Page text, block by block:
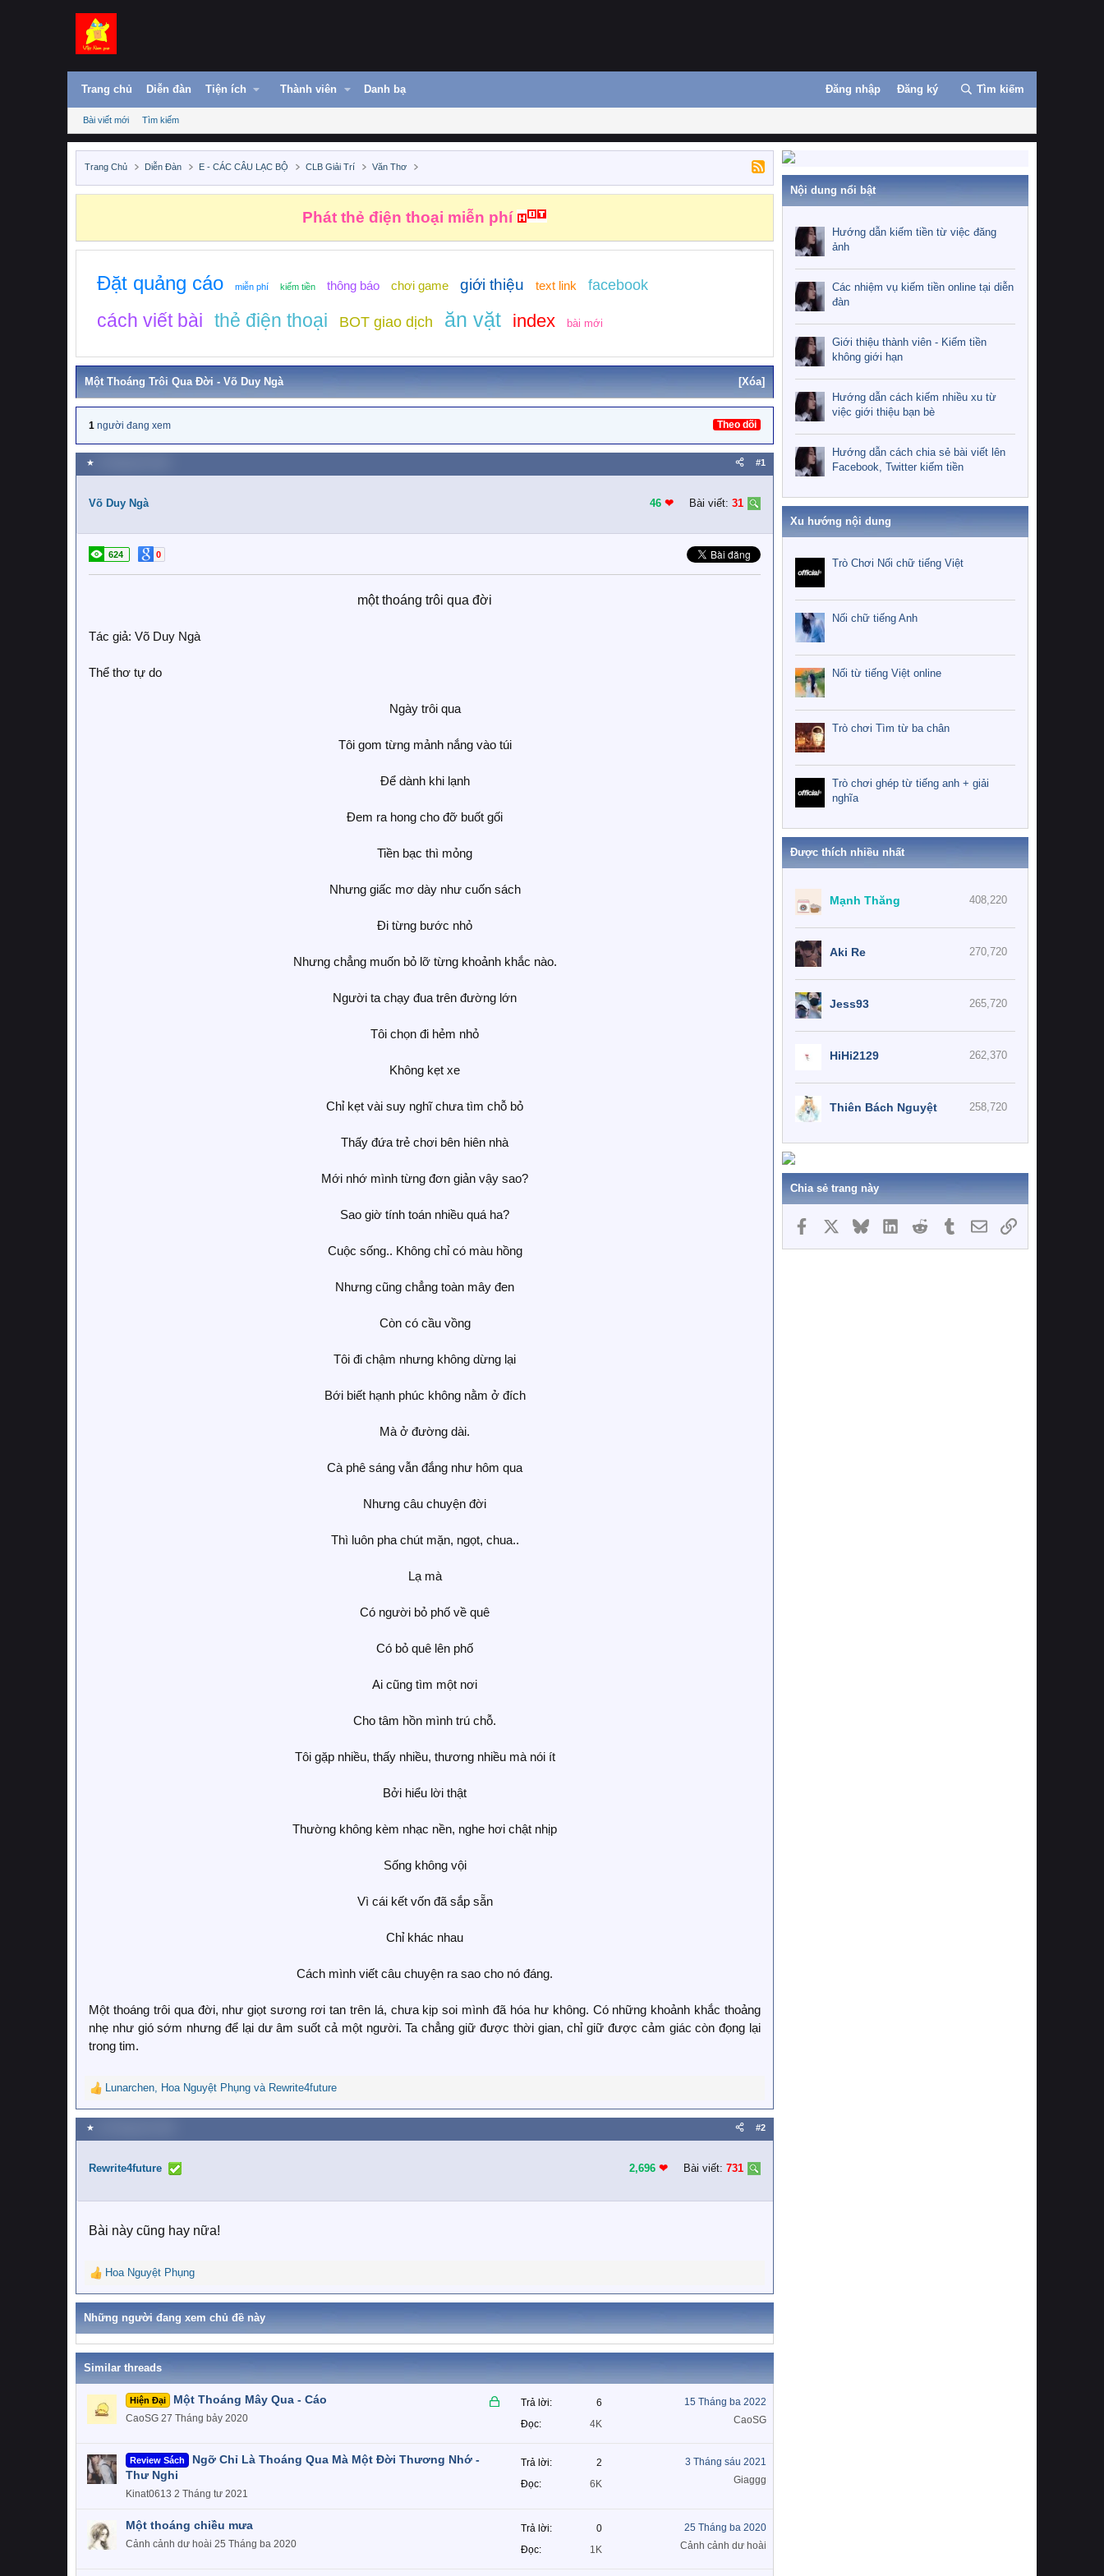
Trang chủ Diễn đàn Tiện ích Thành viên Danh bạ Đăng nhập Đăng ký Tìm kiếm
Bài viết mới Tìm kiếm
Trang Chủ Diễn Đàn E - CÁC CÂU LẠC BỘ CLB Giải Trí Văn Thơ
Phát thẻ điện thoại miễn phí
Đặt quảng cáo miễn phí kiếm tiền thông báo chơi game giới thiệu text link facebook
cách viết bài thẻ điện thoại BOT giao dịch ăn vặt index bài mới
Một Thoáng Trôi Qua Đời - Võ Duy Ngà [Xóa]
1 người đang xem Theo dõi
★ #1
Võ Duy Ngà 46 ❤︎ Bài viết: 31
624 0
một thoáng trôi qua đời​
Tác giả: Võ Duy Ngà
Thể thơ tự do
Ngày trôi qua
Tôi gom từng mảnh nắng vào túi
Để dành khi lạnh
Đem ra hong cho đỡ buốt gối
Tiền bạc thì mỏng
Nhưng giấc mơ dày như cuốn sách
Đi từng bước nhỏ
Nhưng chẳng muốn bỏ lỡ từng khoảnh khắc nào.
Người ta chạy đua trên đường lớn
Tôi chọn đi hẻm nhỏ
Không kẹt xe
Chỉ kẹt vài suy nghĩ chưa tìm chỗ bỏ
Thấy đứa trẻ chơi bên hiên nhà
Mới nhớ mình từng đơn giản vậy sao?
Sao giờ tính toán nhiều quá ha?
Cuộc sống.. Không chỉ có màu hồng
Nhưng cũng chẳng toàn mây đen
Còn có cầu vồng
Tôi đi chậm nhưng không dừng lại
Bới biết hạnh phúc không nằm ở đích
Mà ở đường dài.
Cà phê sáng vẫn đắng như hôm qua
Nhưng câu chuyện đời
Thì luôn pha chút mặn, ngọt, chua..
Lạ mà
Có người bỏ phố về quê
Có bỏ quê lên phố
Ai cũng tìm một nơi
Cho tâm hồn mình trú chỗ.
Tôi gặp nhiều, thấy nhiều, thương nhiều mà nói ít
Bởi hiểu lời thật
Thường không kèm nhạc nền, nghe hơi chật nhịp
Sống không vội
Vì cái kết vốn đã sắp sẵn
Chỉ khác nhau
Cách mình viết câu chuyện ra sao cho nó đáng.
Một thoáng trôi qua đời, như giọt sương rơi tan trên lá, chưa kịp soi mình đã hóa hư không. Có những khoảnh khắc thoảng
nhẹ như gió sớm nhưng để lại dư âm suốt cả một người. Ta chẳng giữ được thời gian, chỉ giữ được cảm giác còn đọng lại
trong tim.
R
e
a
c
i
:
Lunarchen, Hoa Nguyệt Phụng và Rewrite4future
★ #2
Rewrite4future 2,696 ❤︎ Bài viết: 731
Bài này cũng hay nữa!
R
e
c
t
i
o
n
s
Hoa Nguyệt Phụng
Những người đang xem chủ đề này
Similar threads
Đ
Hiện Đại Một Thoáng Mây Qua - Cáo
CaoSG 27 Tháng bảy 2020
Trả lời
6
Đọc
4K
15 Tháng ba 2022
CaoSG
Review Sách
Ngỡ Chỉ Là Thoáng Qua Mà Một Đời Thương Nhớ -
Thư Nghi
Kinat0613 2 Tháng tư 2021
Trả lời
2
Đọc
6K
3 Tháng sáu 2021
Giaggg
Một thoáng chiều mưa
Cảnh cảnh dư hoài 25 Tháng ba 2020
Trả lời
0
Đọc
1K
25 Tháng ba 2020
Cảnh cảnh dư hoài
Nội dung nổi bật
Hướng dẫn kiếm tiền từ việc đăng
ảnh
Các nhiệm vụ kiếm tiền online tại diễn
đàn
Giới thiệu thành viên - Kiếm tiền
không giới hạn
Hướng dẫn cách kiếm nhiều xu từ
việc giới thiệu bạn bè
Hướng dẫn cách chia sẻ bài viết lên
Facebook, Twitter kiếm tiền
Xu hướng nội dung
Trò Chơi Nối chữ tiếng Việt
Nối chữ tiếng Anh
Nối từ tiếng Việt online
Trò chơi Tìm từ ba chân
Trò chơi ghép từ tiếng anh + giải
nghĩa
Được thích nhiều nhất
408,220
Mạnh Thăng
270,720
Aki Re
265,720
Jess93
262,370
HiHi2129
258,720
Thiên Bách Nguyệt
Chia sẻ trang này
Facebook BlueskyLinkedInReddit TumblrEmailLink